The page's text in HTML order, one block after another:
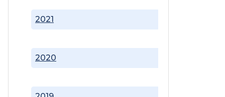
2020
2021